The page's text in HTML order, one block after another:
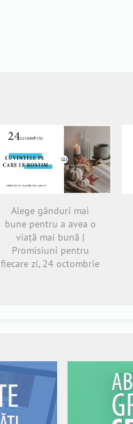
Alege gânduri mai
bune pentru a avea o
viață mai bună |
Promisiuni pentru
fiecare zi, 24 octombrie